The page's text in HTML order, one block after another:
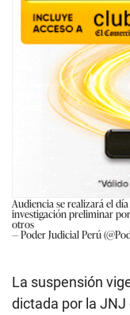
Audiencia se realizará el
investigación preliminar
otros
— Poder Judicial Perú
La suspensión
dictada por la JNJ